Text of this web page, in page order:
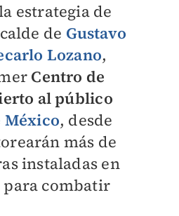
estrategia de
de Gustavo
Lozano,
Centro de
al público
México, desde
más de
instaladas en
combatir